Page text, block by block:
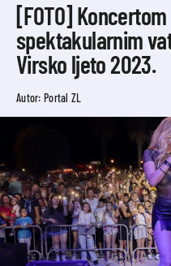
[FOTO]
spektakularnim
Virsko ljeto 2023.
Autor: Portal ZL